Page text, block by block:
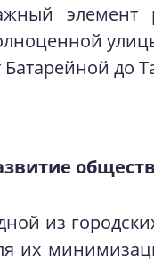
элемент
Батарейной до
из
их